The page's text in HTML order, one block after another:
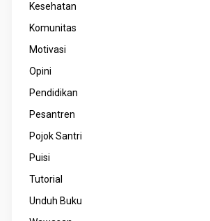
Kesehatan
Komunitas
Motivasi
Opini
Pendidikan
Pesantren
Pojok Santri
Puisi
Tutorial
Unduh Buku